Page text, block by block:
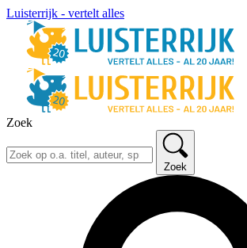
Luisterrijk - vertelt alles
Zoek
Zoek